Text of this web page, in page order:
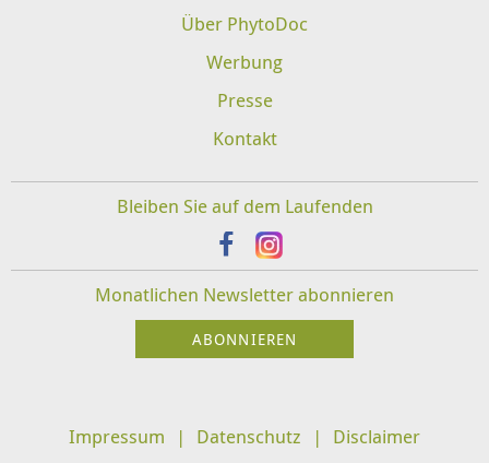
Über PhytoDoc
Werbung
Presse
Kontakt
Bleiben Sie auf dem Laufenden
Monatlichen Newsletter abonnieren
Impressum Datenschutz Disclaimer